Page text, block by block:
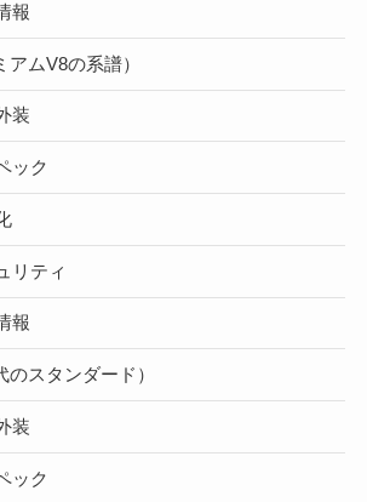
報
アムV8の系譜）
装
ック
リティ
報
のスタンダード）
装
ック